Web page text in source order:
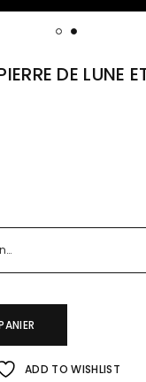
DE LUNE
ADD TO WISHLIST